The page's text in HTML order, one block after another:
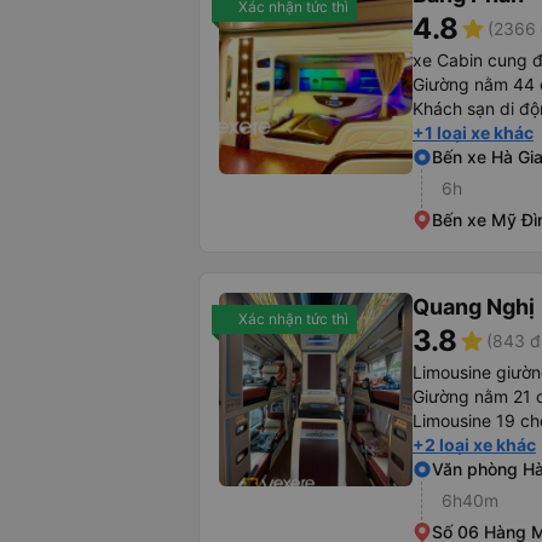
Xác nhận tức thì
4.8star (2366
xe Cabin cung
Giường nằm 44
Khách sạn di
+1 loại xe khác
Bến xe Hà
6h
Bến xe Mỹ
Xác nhận tức thì Quang Nghị
3.8star (843
Limousine
Giường nằm 21
Limousine 19
+2 loại xe khác
Văn phòng
6h40m
Số 06 Hàng